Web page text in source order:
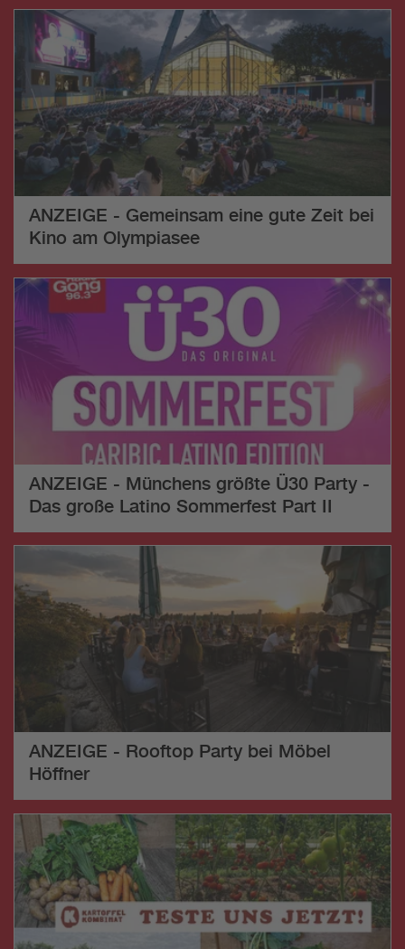
ANZEIGE - Gemeinsam eine gute Zeit bei
Kino am Olympiasee
ANZEIGE - Münchens größte Ü30 Party -
Das große Latino Sommerfest Part II
ANZEIGE - Rooftop Party bei Möbel
Höffner